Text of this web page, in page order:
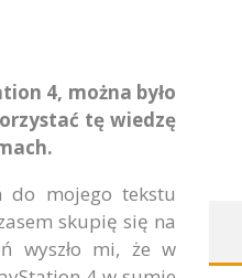
4, można było
tę wiedzę
do mojego tekstu
skupię się na
wyszło mi, że w